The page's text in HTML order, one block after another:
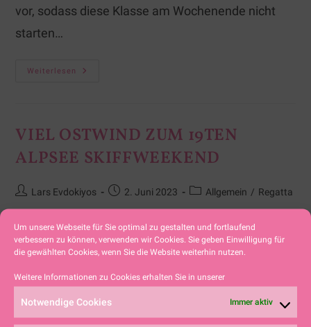
Um unsere Webseite für Sie optimal zu gestalten und fortlaufend
verbessern zu können, verwenden wir Cookies. Sie geben Einwilligung für
die gewählten Cookies, wenn Sie die Website weiterhin nutzen.
Weitere Informationen zu Cookies erhalten Sie in unserer
Notwendige Cookies Immer aktiv
vor, sodass diese Klasse am Wochenende nicht
starten…
Weiterlesen
VIEL OSTWIND ZUM 19TEN
ALPSEE SKIFFWEEKEND
Lars Evdokiyos 2. Juni 2023 Allgemein / Regatta
Traditionsgemäß fand am verlängerten
Pfingstwochenende, mittlerweile zum 19ten Mal,
das Alpsee Skiff Weekend statt. Mit dieser Regatta
eröffnet der Segelclub Alpsee Immenstadt (SCAI)
jedes Jahr das Wettfahrtgeschehen auf dem